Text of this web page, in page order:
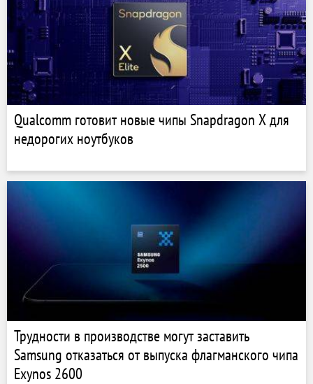
Qualcomm готовит новые чипы Snapdragon X для
недорогих ноутбуков
Трудности в производстве могут заставить
Samsung отказаться от выпуска флагманского чипа
Exynos 2600